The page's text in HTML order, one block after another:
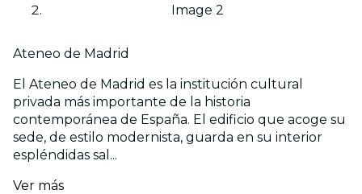
Image 2
Ateneo de Madrid
El Ateneo de Madrid es la institución cultural
privada más importante de la historia
contemporánea de España. El edificio que acoge su
sede, de estilo modernista, guarda en su interior
espléndidas sal...
Ver más